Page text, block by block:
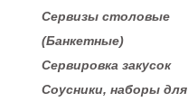
Сервизы столовые
(Банкетные)
Сервировка закусок
Соусники, наборы для